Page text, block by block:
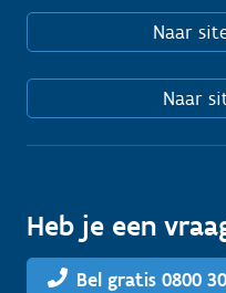
Naar
Naar
Heb je een
Bel gratis 0800